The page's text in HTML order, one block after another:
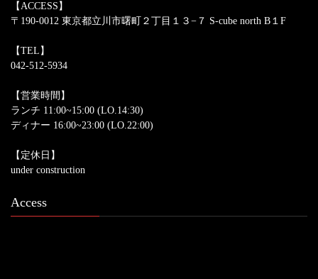
【ACCESS】
〒190-0012 東京都立川市曙町２丁目１３−７ S-cube north B１F
【TEL】
042-512-5934
【営業時間】
ランチ 11:00~15:00 (LO.14:30)
ディナー 16:00~23:00 (LO.22:00)
【定休日】
under construction
Access